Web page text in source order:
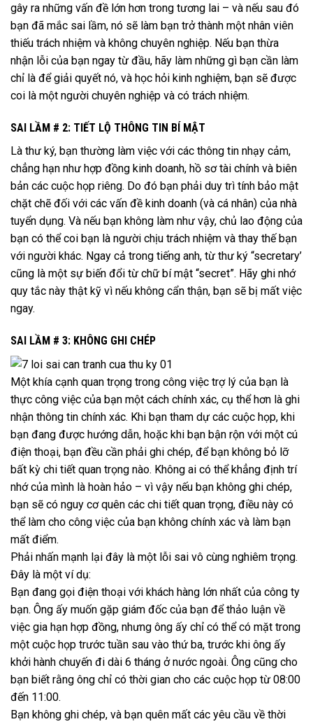
gây ra những vấn đề lớn hơn trong tương lai – và nếu sau đó
bạn đã mắc sai lầm, nó sẽ làm bạn trở thành một nhân viên
thiếu trách nhiệm và không chuyên nghiệp. Nếu bạn thừa
nhận lỗi của bạn ngay từ đầu, hãy làm những gì bạn cần làm
chỉ là để giải quyết nó, và học hỏi kinh nghiệm, bạn sẽ được
coi là một người chuyên nghiệp và có trách nhiệm.
SAI LẦM # 2: TIẾT LỘ THÔNG TIN BÍ MẬT
Là thư ký, bạn thường làm việc với các thông tin nhạy cảm,
chẳng hạn như hợp đồng kinh doanh, hồ sơ tài chính và biên
bản các cuộc họp riêng. Do đó bạn phải duy trì tính bảo mật
chặt chẽ đối với các vấn đề kinh doanh (và cá nhân) của nhà
tuyển dụng. Và nếu bạn không làm như vậy, chủ lao động của
bạn có thể coi bạn là người chịu trách nhiệm và thay thế bạn
với người khác. Ngay cả trong tiếng anh, từ thư ký “secretary’
cũng là một sự biến đổi từ chữ bí mật “secret”. Hãy ghi nhớ
quy tắc này thật kỹ vì nếu không cẩn thận, bạn sẽ bị mất việc
ngay.
SAI LẦM # 3: KHÔNG GHI CHÉP
Một khía cạnh quan trọng trong công việc trợ lý của bạn là
thực công việc của bạn một cách chính xác, cụ thể hơn là ghi
nhận thông tin chính xác. Khi bạn tham dự các cuộc họp, khi
bạn đang được hướng dẫn, hoặc khi bạn bận rộn với một cú
điện thoại, bạn đều cần phải ghi chép, để bạn không bỏ lỡ
bất kỳ chi tiết quan trọng nào. Không ai có thể khẳng định trí
nhớ của mình là hoàn hảo – vì vậy nếu bạn không ghi chép,
bạn sẽ có nguy cơ quên các chi tiết quan trọng, điều này có
thể làm cho công việc của bạn không chính xác và làm bạn
mất điểm.
Phải nhấn mạnh lại đây là một lỗi sai vô cùng nghiêm trọng.
Đây là một ví dụ:
Bạn đang gọi điện thoại với khách hàng lớn nhất của công ty
bạn. Ông ấy muốn gặp giám đốc của bạn để thảo luận về
việc gia hạn hợp đồng, nhưng ông ấy chỉ có thể có mặt trong
một cuộc họp trước tuần sau vào thứ ba, trước khi ông ấy
khởi hành chuyến đi dài 6 tháng ở nước ngoài. Ông cũng cho
bạn biết rằng ông chỉ có thời gian cho các cuộc họp từ 08:00
đến 11:00.
Bạn không ghi chép, và bạn quên mất các yêu cầu về thời